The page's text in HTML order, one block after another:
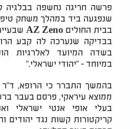
פרשה חריגה נחשפה
שנפגעה ביד במהלך משחק
בבית החולים AZ Zeno
בבדיקה שנערכה לה קבע
בשדה המיועד לאלרגיות
במיוחד - "יהודי ישראלי".
בהמשך התברר כי הרופא, ד"ר
ממוצא עיראקי, פרסם בעבר
בעלי אופי אנטי ישראלי
קריקטורות קשות נגד יהודים